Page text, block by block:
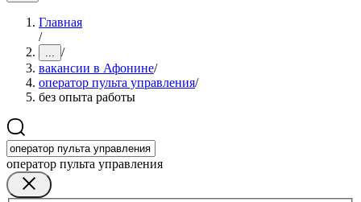
Главная
/
... /
вакансии в Афонине/
оператор пульта управления/
без опыта работы
оператор пульта управления